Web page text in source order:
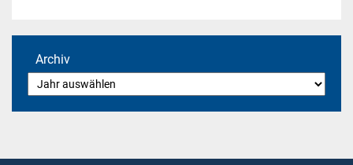
Archiv